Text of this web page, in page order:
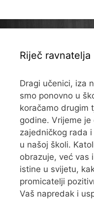
Riječ ravnatelja
Dragi učenici, iza
smo ponovno u
koračamo drugim
godine. Vrijeme
zajedničkog rada
u našoj školi.
obrazuje, već vas
istine u svijetu,
promicatelji
Vaš napredak i